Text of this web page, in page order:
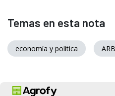
Temas en esta nota
economía y política